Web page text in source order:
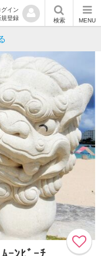
グイン
規登録
検索 MENU